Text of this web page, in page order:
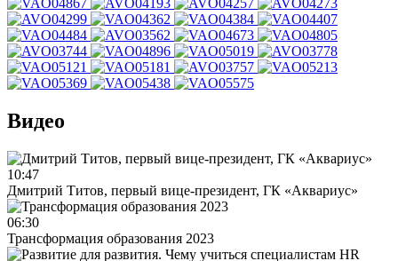
Видео
10:47
Дмитрий Титов, первый вице-президент, ГК «Аквариус»
06:30
Трансформация образования 2023